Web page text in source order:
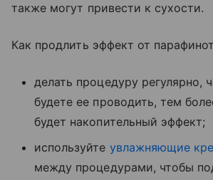
также могут привести к сухости.
Как продлить эффект от
делать процедуру регулярно,
будете ее проводить, тем
будет накопительный эффект;
используйте увлажняющие
между процедурами, чтобы